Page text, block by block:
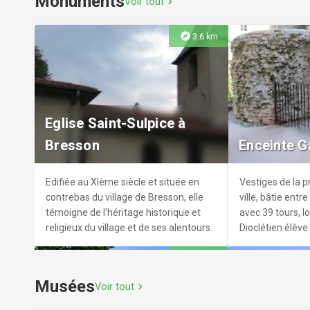
Paye ta bière
Un concept sympa et original autour de
la bière artisanale à Grenoble. Pour être
tout à fait complet, il est mis à
l’honneur la bière artisanale de la
région Rhône-Alpes sous toutes ses
formes, et ce juste pour votre plaisir et
celui de vos papilles.
The
Premier pub
animations,
explore3.6 km
Eglise Saint-Sulpice à
Bresson
Edifiée au XIème siècle et située en
contrebas du village de Bresson, elle
témoigne de l'héritage historique et
religieux du village et de ses alentours.
Enceinte
Vestiges de la
ville, bâtie
avec 39 tours,
Dioclétien
MuséesVoir tout chevron_right